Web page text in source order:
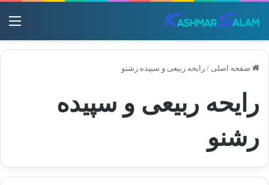
صفحه اصلی / رایحه ربیعی و سپیده رشنو
رایحه ربیعی و سپیده
رشنو